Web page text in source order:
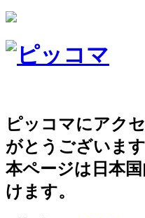
ピッコマにアク
がとうございます
本ページは日本
けます。